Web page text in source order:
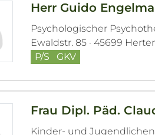
Herr Guido
Psychologischer
Ewaldstr. 85 · 45699
P/S
GKV
Frau Dipl. Päd.
Kinder- und